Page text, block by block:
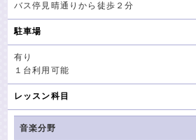
バス停見晴通りから徒歩２分
駐車場
有り
１台利用可能
レッスン科目
音楽分野